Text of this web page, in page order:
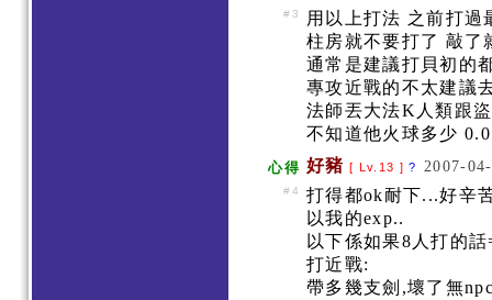
#3
用以上打法 之前打
柱房就不要打了 敲
通常是建議打貝初的
專攻近戰的不太建議
法師丟大法K人類跟
不知道他火球多少
心得 好豬 [ Lv.13 ]? 2007-
#4
打得都ok耐下...好辛
以我的exp..
以下係如果8人打的
打近戰:
帶多幾支劍,壞了無